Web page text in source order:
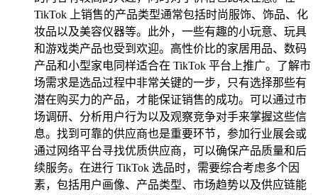
TikTok 上销售的产品类型通常包括时尚服饰、饰品、化
妆品以及美容仪器等。此外，一些有趣的小玩意、玩具
和游戏类产品也受到欢迎。高性价比的家居用品、数码
产品和小型家电同样适合在 TikTok 平台上推广。了解市
场需求是选品过程中非常关键的一步，只有选择那些有
潜在购买力的产品，才能保证销售的成功。可以通过市
场调研、分析用户行为以及观察竞争对手来掌握这些信
息。找到可靠的供应商也是重要环节，参加行业展会或
通过网络平台寻找优质供应商，可以确保产品质量和后
续服务。在进行 TikTok 选品时，需要综合考虑多个因
素，包括用户画像、产品类型、市场趋势以及供应链能